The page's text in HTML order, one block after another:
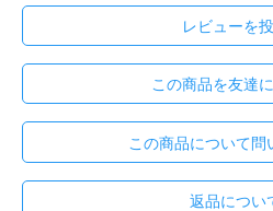
レビューを
この商品を友達
この商品について問
返品につい